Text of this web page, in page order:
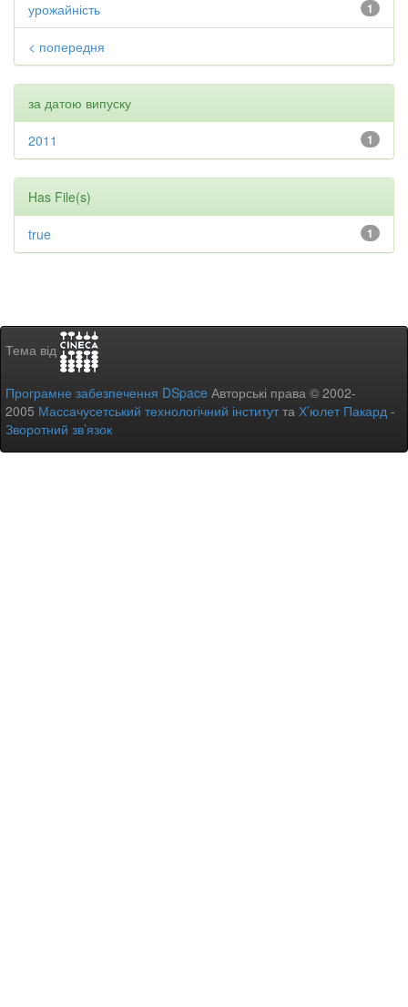
1
урожайність
< попередня
за датою випуску
1
2011
Has File(s)
1
true
Тема від
Програмне забезпечення DSpace Авторські права © 2002-
2005 Массачусетський технологічний інститутта Х’юлет Пакард -
Зворотний зв’язок